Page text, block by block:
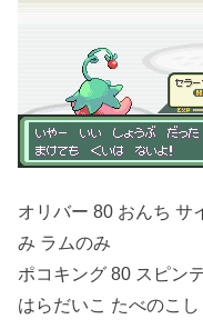
オリバー 80 おんち サ
み ラムのみ
ポコキング 80 スピン
はらだいこ たべのこし